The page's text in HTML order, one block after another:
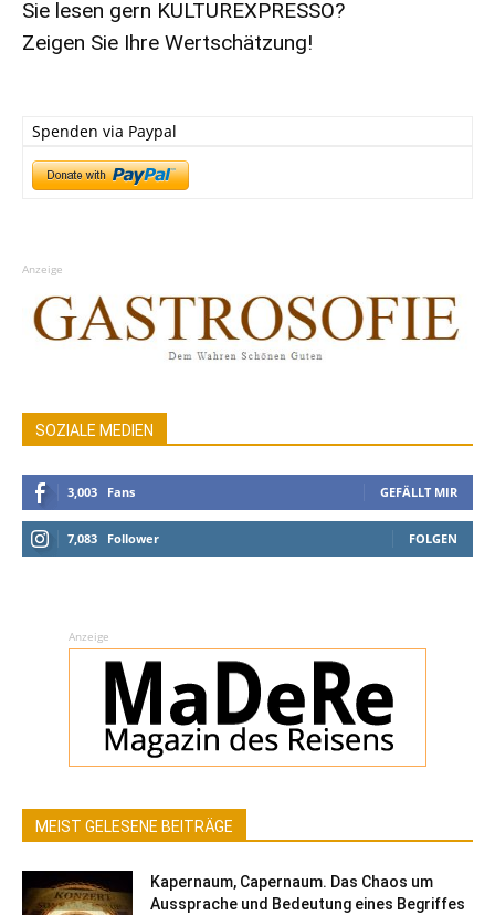
Sie lesen gern KULTUREXPRESSO?
Zeigen Sie Ihre Wertschätzung!
Spenden via Paypal
Anzeige
SOZIALE MEDIEN
3,003 Fans GEFÄLLT MIR
7,083 Follower FOLGEN
Anzeige
MEIST GELESENE BEITRÄGE
Kapernaum, Capernaum. Das Chaos um
Aussprache und Bedeutung eines Begriffes